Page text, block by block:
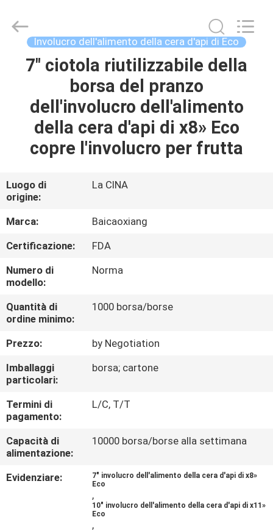
CASA
PRODOTTI
CIRCA
GIRO
DELLA
FABBRICA
CONTROLLO
DI
QUALITÀ
CONTATTICI
RICHIEDA
UNA
CITAZIONE
MAPPA
Biotech
Reserved.
Developed
Involucro dell'alimento della cera d'api di Eco
7" ciotola riutilizzabile della
borsa del pranzo
dell'involucro dell'alimento
della cera d'api di x8» Eco
copre l'involucro per frutta
Luogo di
origine:
La CINA
Marca:
Baicaoxiang
Certificazione:
FDA
Numero di
modello:
Norma
Quantità di
ordine minimo:
1000 borsa/borse
Prezzo:
by Negotiation
Imballaggi
particolari:
borsa; cartone
Termini di
pagamento:
L/C, T/T
Capacità di
alimentazione:
10000 borsa/borse alla settimana
Evidenziare:
7" involucro dell'alimento della cera d'api di x8»
Eco
,
10" involucro dell'alimento della cera d'api di x11»
Eco
,